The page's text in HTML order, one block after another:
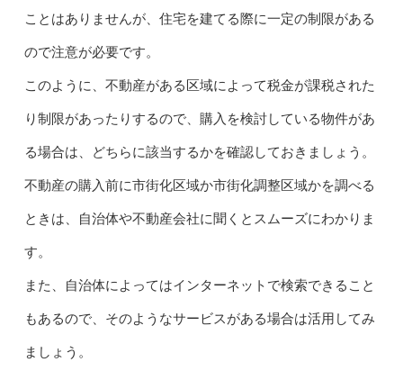
ことはありませんが、住宅を建てる際に一定の制限がある
ので注意が必要です。
このように、不動産がある区域によって税金が課税された
り制限があったりするので、購入を検討している物件があ
る場合は、どちらに該当するかを確認しておきましょう。
不動産の購入前に市街化区域か市街化調整区域かを調べる
ときは、自治体や不動産会社に聞くとスムーズにわかりま
す。
また、自治体によってはインターネットで検索できること
もあるので、そのようなサービスがある場合は活用してみ
ましょう。